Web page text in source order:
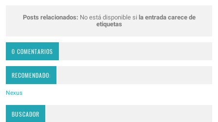
Posts relacionados: No está disponible si la entrada carece de
etiquetas
0 COMENTARIOS
RECOMENDADO:
Nexus
BUSCADOR